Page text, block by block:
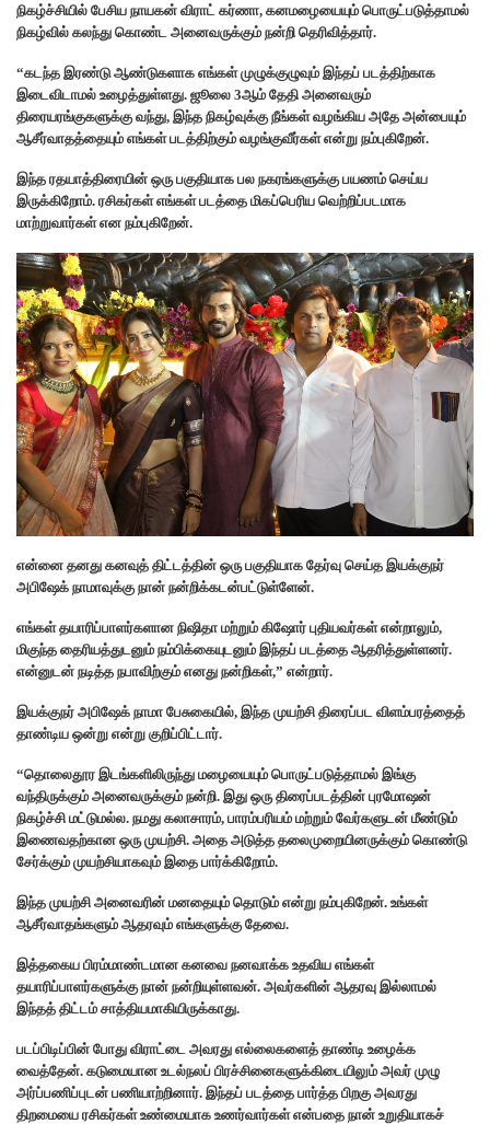
நிகழ்ச்சியில் பேசிய நாயகன் விராட் கர்ணா, கனமழையையும் பொருட்படுத்தாமல்
நிகழ்வில் கலந்து கொண்ட அனைவருக்கும் நன்றி தெரிவித்தார்.
“கடந்த இரண்டு ஆண்டுகளாக எங்கள் முழுக்குழுவும் இந்தப் படத்திற்காக
இடைவிடாமல் உழைத்துள்ளது. ஜூலை 3ஆம் தேதி அனைவரும்
திரையரங்குகளுக்கு வந்து, இந்த நிகழ்வுக்கு நீங்கள் வழங்கிய அதே அன்பையும்
ஆசீர்வாதத்தையும் எங்கள் படத்திற்கும் வழங்குவீர்கள் என்று நம்புகிறேன்.
இந்த ரதயாத்திரையின் ஒரு பகுதியாக பல நகரங்களுக்கு பயணம் செய்ய
இருக்கிறோம். ரசிகர்கள் எங்கள் படத்தை மிகப்பெரிய வெற்றிப்படமாக
மாற்றுவார்கள் என நம்புகிறேன்.
என்னை தனது கனவுத் திட்டத்தின் ஒரு பகுதியாக தேர்வு செய்த இயக்குநர்
அபிஷேக் நாமாவுக்கு நான் நன்றிக்கடன்பட்டுள்ளேன்.
எங்கள் தயாரிப்பாளர்களான நிஷிதா மற்றும் கிஷோர் புதியவர்கள் என்றாலும்,
மிகுந்த தைரியத்துடனும் நம்பிக்கையுடனும் இந்தப் படத்தை ஆதரித்துள்ளனர்.
என்னுடன் நடித்த நபாவிற்கும் எனது நன்றிகள்,” என்றார்.
இயக்குநர் அபிஷேக் நாமா பேசுகையில், இந்த முயற்சி திரைப்பட விளம்பரத்தைத்
தாண்டிய ஒன்று என்று குறிப்பிட்டார்.
“தொலைதூர இடங்களிலிருந்து மழையையும் பொருட்படுத்தாமல் இங்கு
வந்திருக்கும் அனைவருக்கும் நன்றி. இது ஒரு திரைப்படத்தின் புரமோஷன்
நிகழ்ச்சி மட்டுமல்ல. நமது கலாசாரம், பாரம்பரியம் மற்றும் வேர்களுடன் மீண்டும்
இணைவதற்கான ஒரு முயற்சி. அதை அடுத்த தலைமுறையினருக்கும் கொண்டு
சேர்க்கும் முயற்சியாகவும் இதை பார்க்கிறோம்.
இந்த முயற்சி அனைவரின் மனதையும் தொடும் என்று நம்புகிறேன். உங்கள்
ஆசீர்வாதங்களும் ஆதரவும் எங்களுக்கு தேவை.
இத்தகைய பிரம்மாண்டமான கனவை நனவாக்க உதவிய எங்கள்
தயாரிப்பாளர்களுக்கு நான் நன்றியுள்ளவன். அவர்களின் ஆதரவு இல்லாமல்
இந்தத் திட்டம் சாத்தியமாகியிருக்காது.
படப்பிடிப்பின் போது விராட்டை அவரது எல்லைகளைத் தாண்டி உழைக்க
வைத்தேன். கடுமையான உடல்நலப் பிரச்சினைகளுக்கிடையிலும் அவர் முழு
அர்ப்பணிப்புடன் பணியாற்றினார். இந்தப் படத்தை பார்த்த பிறகு அவரது
திறமையை ரசிகர்கள் உண்மையாக உணர்வார்கள் என்பதை நான் உறுதியாகச்